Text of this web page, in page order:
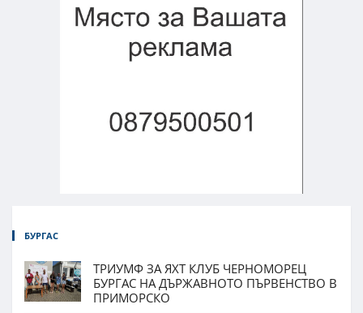
БУРГАС
ТРИУМФ ЗА ЯХТ КЛУБ ЧЕРНОМОРЕЦ
БУРГАС НА ДЪРЖАВНОТО ПЪРВЕНСТВО В
ПРИМОРСКО